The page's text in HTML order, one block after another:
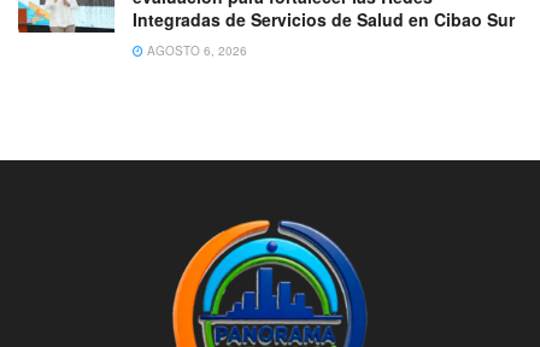
Integradas de Servicios de Salud en Cibao Sur
AGOSTO 6, 2026